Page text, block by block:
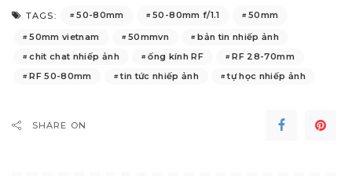
TAGS: 50-80mm 50-80mm f/1.1
50mm
50mm vietnam
50mmvn
bản tin nhiếp ảnh
chit chat nhiếp ảnh
ống kính RF
RF 28-70mm
RF 50-80mm
tin tức nhiếp ảnh tự học nhiếp ảnh
SHARE ON